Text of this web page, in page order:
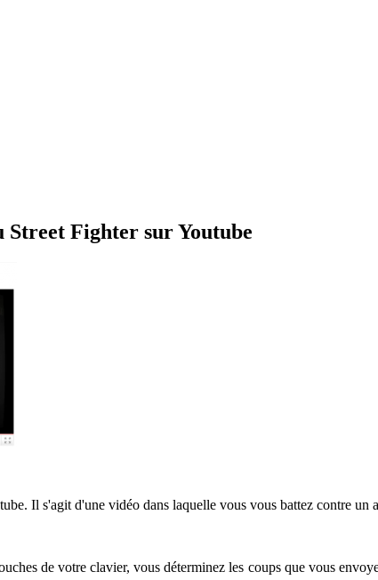
Fighter sur Youtube
Il s'agit d'une vidéo dans laquelle vous vous battez contre un
de votre clavier, vous déterminez les coups que vous